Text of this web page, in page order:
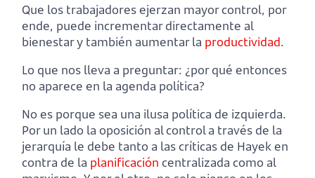
Que los trabajadores ejerzan mayor control, por
ende, puede incrementar directamente al
bienestar y también aumentar la productividad.
Lo que nos lleva a preguntar: ¿por qué entonces
no aparece en la agenda política?
No es porque sea una ilusa política de izquierda.
Por un lado la oposición al control a través de la
jerarquía le debe tanto a las críticas de Hayek en
contra de la planificación centralizada como al